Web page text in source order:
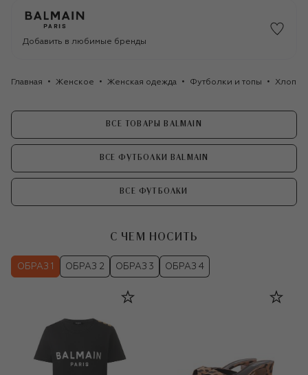
Добавить в любимые бренды
Главная Женское Женская одежда Футболки и топы
ВСЕ ТОВАРЫ BALMAIN
ВСЕ ФУТБОЛКИ BALMAIN
ВСЕ ФУТБОЛКИ
С ЧЕМ НОСИТЬ
ОБРАЗ 1 ОБРАЗ 2 ОБРАЗ 3 ОБРАЗ 4